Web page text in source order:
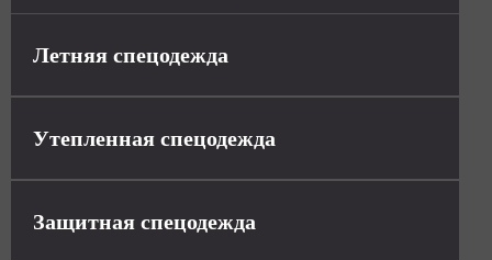
Летняя спецодежда
Утепленная спецодежда
Защитная спецодежда